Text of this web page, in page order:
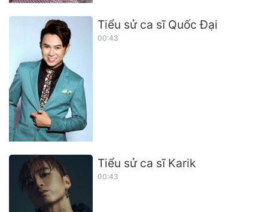
Tiểu sử ca sĩ Quốc Đại
00:43
Tiểu sử ca sĩ Karik
00:43